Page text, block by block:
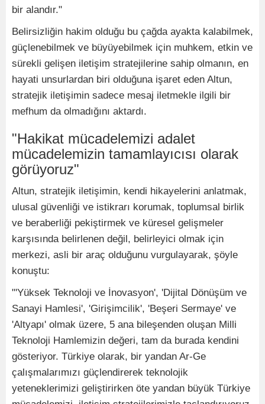
bir alandır."
Belirsizliğin hakim olduğu bu çağda ayakta kalabilmek,
güçlenebilmek ve büyüyebilmek için muhkem, etkin ve
sürekli gelişen iletişim stratejilerine sahip olmanın, en
hayati unsurlardan biri olduğuna işaret eden Altun,
stratejik iletişimin sadece mesaj iletmekle ilgili bir
mefhum da olmadığını aktardı.
"Hakikat mücadelemizi adalet
mücadelemizin tamamlayıcısı olarak
görüyoruz"
Altun, stratejik iletişimin, kendi hikayelerini anlatmak,
ulusal güvenliği ve istikrarı korumak, toplumsal birlik
ve beraberliği pekiştirmek ve küresel gelişmeler
karşısında belirlenen değil, belirleyici olmak için
merkezi, asli bir araç olduğunu vurgulayarak, şöyle
konuştu:
"'Yüksek Teknoloji ve İnovasyon', 'Dijital Dönüşüm ve
Sanayi Hamlesi', 'Girişimcilik', 'Beşeri Sermaye' ve
'Altyapı' olmak üzere, 5 ana bileşenden oluşan Milli
Teknoloji Hamlemizin değeri, tam da burada kendini
gösteriyor. Türkiye olarak, bir yandan Ar-Ge
çalışmalarımızı güçlendirerek teknolojik
yeteneklerimizi geliştirirken öte yandan büyük Türkiye